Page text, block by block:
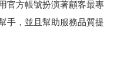
官方帳號扮演著顧客最專
手，並且幫助服務品質提